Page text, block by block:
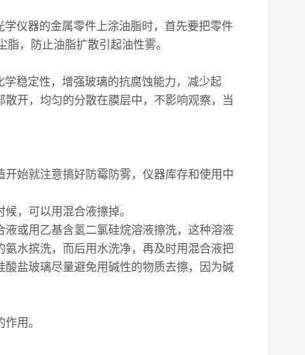
仪器的金属零件上涂油脂时，首先要把零件
，防止油脂扩散引起油性雾。
稳定性，增强玻璃的抗腐蚀能力，减少起
开，均匀的分散在膜层中，不影响观察，当
始就注意搞好防霉防雾，仪器库存和使用中
，可以用混合液擦掉。
或用乙基含氢二氯硅烷溶液擦洗，这种溶液
水摈洗，而后用水洗净，再及时用混合液把
盐玻璃尽量避免用碱性的物质去擦，因为碱
用。